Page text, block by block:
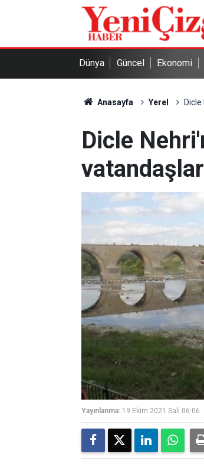
Dünya Güncel Ekonomi
Anasayfa Yerel
Dicle
Yayınlanma: 19 Ekim 2021 Salı 06:06